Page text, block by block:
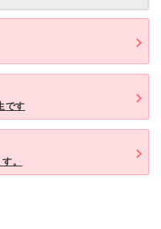
です
。